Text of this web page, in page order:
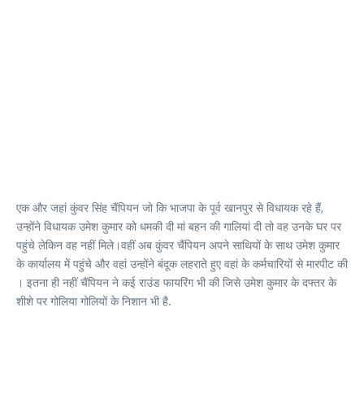
एक और जहां कुंवर सिंह चैंपियन जो कि भाजपा के पूर्व खानपुर से विधायक रहे हैं,
उन्होंने विधायक उमेश कुमार को धमकी दी मां बहन की गालियां दी तो वह उनके घर पर
पहुंचे लेकिन वह नहीं मिले।वहीं अब कुंवर चैंपियन अपने साथियों के साथ उमेश कुमार
के कार्यालय में पहुंचे और वहां उन्होंने बंदूक लहराते हुए वहां के कर्मचारियों से मारपीट की
। इतना ही नहीं चैंपियन ने कई राउंड फायरिंग भी की जिसे उमेश कुमार के दफ्तर के
शीशे पर गोलिया गोलियों के निशान भी है.